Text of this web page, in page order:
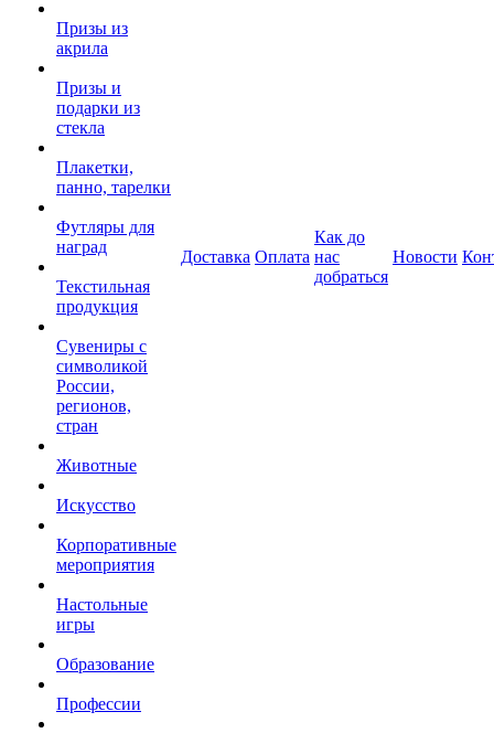
Призы из
акрила
Призы и
подарки из
стекла
Плакетки,
панно, тарелки
Футляры для
наград
Текстильная
продукция
Сувениры с
символикой
России,
регионов,
стран
Животные
Искусство
Корпоративные
мероприятия
Настольные
игры
Образование
Профессии
Доставка Оплата
Как до
нас
добраться
Новости